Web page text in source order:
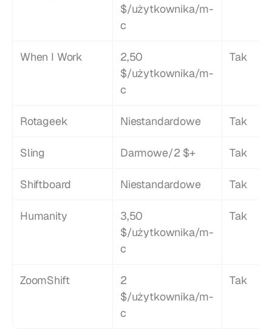
$/użytkownika/m-
c
When I Work
2,50
$/użytkownika/m-
c
Tak
Rotageek Niestandardowe Tak
Sling Darmowe/2 $+ Tak
Shiftboard Niestandardowe Tak
Humanity
3,50
$/użytkownika/m-
c
Tak
ZoomShift
2
$/użytkownika/m-
c
Tak